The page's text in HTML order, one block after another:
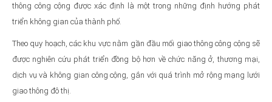
thông công cộng được xác định là một trong những định hướng phát
triển không gian của thành phố.
Theo quy hoạch, các khu vực nằm gần đầu mối giao thông công cộng sẽ
được nghiên cứu phát triển đồng bộ hơn về chức năng ở, thương mại,
dịch vụ và không gian công cộng, gắn với quá trình mở rộng mạng lưới
giao thông đô thị.